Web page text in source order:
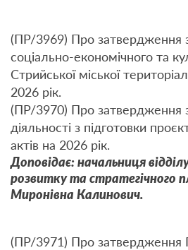
(ПР/3969) Про затвердження
соціально-економічного та
Стрийської міської
2026 рік.
(ПР/3970) Про затвердження
діяльності з підготовки
актів на 2026 рік.
Доповідає: начальниця
розвитку та стратегічного
Миронівна Калинович.
(ПР/3971) Про затвердження